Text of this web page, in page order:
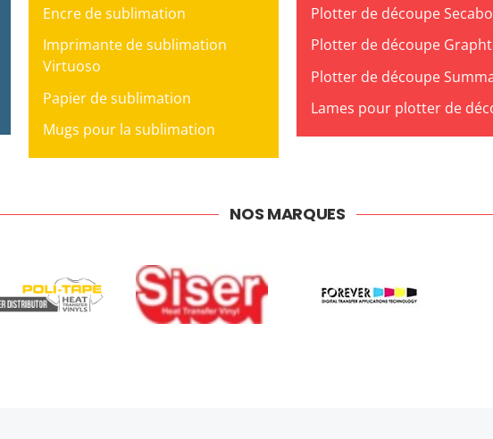
Encre de sublimation
Imprimante de sublimation
Virtuoso
Papier de sublimation
Mugs pour la sublimation
Plotter de découpe Secabo
Plotter de découpe
Plotter de découpe
Lames pour plotter de
NOS MARQUES